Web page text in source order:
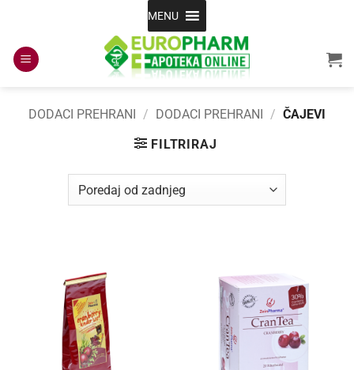
content
MENU
DODACI PREHRANI / DODACI PREHRANI / ČAJEVI
FILTRIRAJ